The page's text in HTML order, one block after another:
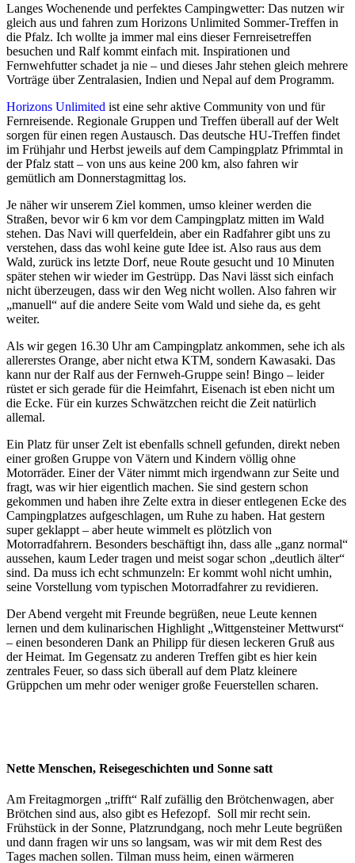
Langes Wochenende und perfektes Campingwetter: Das nutzen wir
gleich aus und fahren zum Horizons Unlimited Sommer-Treffen in
die Pfalz. Ich wollte ja immer mal eins dieser Fernreisetreffen
besuchen und Ralf kommt einfach mit. Inspirationen und
Fernwehfutter schadet ja nie – und dieses Jahr stehen gleich mehrere
Vorträge über Zentralasien, Indien und Nepal auf dem Programm.
Horizons Unlimited ist eine sehr aktive Community von und für
Fernreisende. Regionale Gruppen und Treffen überall auf der Welt
sorgen für einen regen Austausch. Das deutsche HU-Treffen findet
im Frühjahr und Herbst jeweils auf dem Campingplatz Pfrimmtal in
der Pfalz statt – von uns aus keine 200 km, also fahren wir
gemütlich am Donnerstagmittag los.
Je näher wir unserem Ziel kommen, umso kleiner werden die
Straßen, bevor wir 6 km vor dem Campingplatz mitten im Wald
stehen. Das Navi will querfeldein, aber ein Radfahrer gibt uns zu
verstehen, dass das wohl keine gute Idee ist. Also raus aus dem
Wald, zurück ins letzte Dorf, neue Route gesucht und 10 Minuten
später stehen wir wieder im Gestrüpp. Das Navi lässt sich einfach
nicht überzeugen, dass wir den Weg nicht wollen. Also fahren wir
„manuell“ auf die andere Seite vom Wald und siehe da, es geht
weiter.
Als wir gegen 16.30 Uhr am Campingplatz ankommen, sehe ich als
allererstes Orange, aber nicht etwa KTM, sondern Kawasaki. Das
kann nur der Ralf aus der Fernweh-Gruppe sein! Bingo – leider
rüstet er sich gerade für die Heimfahrt, Eisenach ist eben nicht um
die Ecke. Für ein kurzes Schwätzchen reicht die Zeit natürlich
allemal.
Ein Platz für unser Zelt ist ebenfalls schnell gefunden, direkt neben
einer großen Gruppe von Vätern und Kindern völlig ohne
Motorräder. Einer der Väter nimmt mich irgendwann zur Seite und
fragt, was wir hier eigentlich machen. Sie sind gestern schon
gekommen und haben ihre Zelte extra in dieser entlegenen Ecke des
Campingplatzes aufgeschlagen, um Ruhe zu haben. Hat gestern
super geklappt – aber heute wimmelt es plötzlich von
Motorradfahrern. Besonders beschäftigt ihn, dass alle „ganz normal“
aussehen, kaum Leder tragen und meist sogar schon „deutlich älter“
sind. Da muss ich echt schmunzeln: Er kommt wohl nicht umhin,
seine Vorstellung vom typischen Motorradfahrer zu revidieren.
Der Abend vergeht mit Freunde begrüßen, neue Leute kennen
lernen und dem kulinarischen Highlight „Wittgensteiner Mettwurst“
– einen besonderen Dank an Philipp für diesen leckeren Gruß aus
der Heimat. Im Gegensatz zu anderen Treffen gibt es hier kein
zentrales Feuer, so dass sich überall auf dem Platz kleinere
Grüppchen um mehr oder weniger große Feuerstellen scharen.
Nette Menschen, Reisegeschichten und Sonne satt
Am Freitagmorgen „trifft“ Ralf zufällig den Brötchenwagen, aber
Brötchen sind aus, also gibt es Hefezopf. Soll mir recht sein.
Frühstück in der Sonne, Platzrundgang, noch mehr Leute begrüßen
und dann fragen wir uns so langsam, was wir mit dem Rest des
Tages machen sollen. Tilman muss heim, einen wärmeren